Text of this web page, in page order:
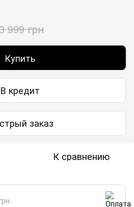
999 грн
Купить
В кредит
заказ
К сравнению